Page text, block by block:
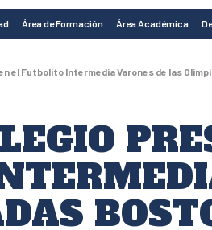
Área de Formación Área Académica
el Futbolito Intermedia Varones de las